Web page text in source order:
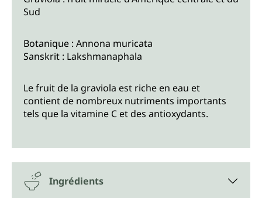
Sud
Botanique : Annona muricata
Sanskrit : Lakshmanaphala
Le fruit de la graviola est riche en eau et
contient de nombreux nutriments importants
tels que la vitamine C et des antioxydants.
Ingrédients